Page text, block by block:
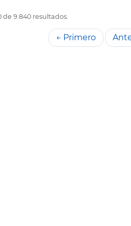
de 9.840 resultados.
← Primero